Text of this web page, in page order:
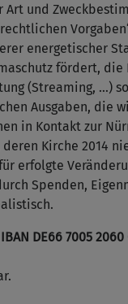
Art und
energetischer
fördert,
(Streaming, …)
Ausgaben, die
in Kontakt zur
deren Kirche 2014
erfolgte
Spenden,
DE66 7005 2060